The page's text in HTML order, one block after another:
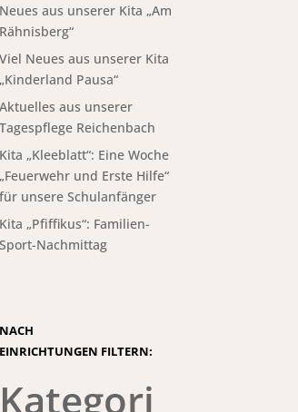
Neues aus unserer Kita „Am
Rähnisberg“
Viel Neues aus unserer Kita
„Kinderland Pausa“
Aktuelles aus unserer
Tagespflege Reichenbach
Kita „Kleeblatt“: Eine Woche
„Feuerwehr und Erste Hilfe“
für unsere Schulanfänger
Kita „Pfiffikus“: Familien-
Sport-Nachmittag
NACH
EINRICHTUNGEN FILTERN:
Kategori